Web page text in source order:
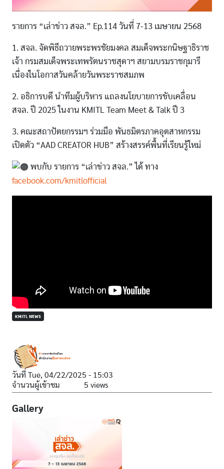
รายการ “เล่าข่าว สจล.” Ep.114 วันที่ 7-13 เมษายน 2568
1. สจล. จัดพิธีถวายพระพรชัยมงคล สมเด็จพระกนิษฐาธิราช
เจ้า กรมสมเด็จพระเทพรัตนราชสุดาฯ สยามบรมราชกุมารี
เนื่องในโอกาสวันคล้ายวันพระราชสมภพ
2. อธิการบดี นำทีมผู้บริหาร แถลงนโยบายการขับเคลื่อน
สจล. ปี 2025 ในงาน KMITL Team Meet & Talk ปี 3
3. คณะสถาปัตยกรรมฯ ร่วมมือ พันธมิตรภาคอุตสาหกรรม
เปิดตัว “AAD CREATOR HUB” สร้างสรรค์พื้นที่เรียนรู้ใหม่
พบกับ รายการ “เล่าข่าว สจล.” ได้ ทาง
facebook.com/kmitlofficial
KMITL NEWS
วันที่ Tue, 04/22/2025 - 15:03
จำนวนผู้เข้าชม
5 views
Gallery